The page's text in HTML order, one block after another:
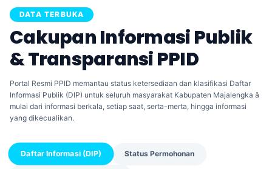
DATA TERBUKA
Cakupan Informasi Publik
& Transparansi PPID
Portal Resmi PPID memantau status ketersediaan dan klasifikasi Daftar
Informasi Publik (DIP) untuk seluruh masyarakat Kabupaten Majalengka â
mulai dari informasi berkala, setiap saat, serta-merta, hingga informasi
yang dikecualikan.
Daftar Informasi (DIP) Status Permohonan